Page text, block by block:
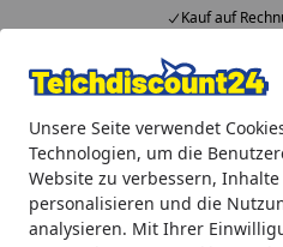
Unsere Seite verwendet
Technologien, um die
Website zu verbessern,
personalisieren und die
analysieren. Mit Ihrer
Kauf auf
Alle Produkte
Mein Konto
Suchen
Startseite
Heissner